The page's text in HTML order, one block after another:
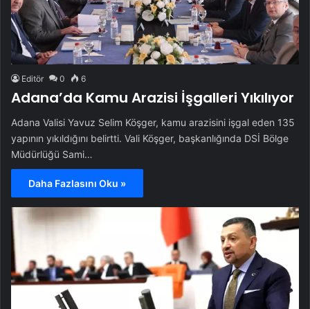
Editör 0 6
Adana’da Kamu Arazisi İşgalleri Yıkılıyor
Adana Valisi Yavuz Selim Köşger, kamu arazisini işgal eden 135
yapının yıkıldığını belirtti. Vali Köşger, başkanlığında DSİ Bölge
Müdürlüğü Sami…
Daha Fazlasını Oku »